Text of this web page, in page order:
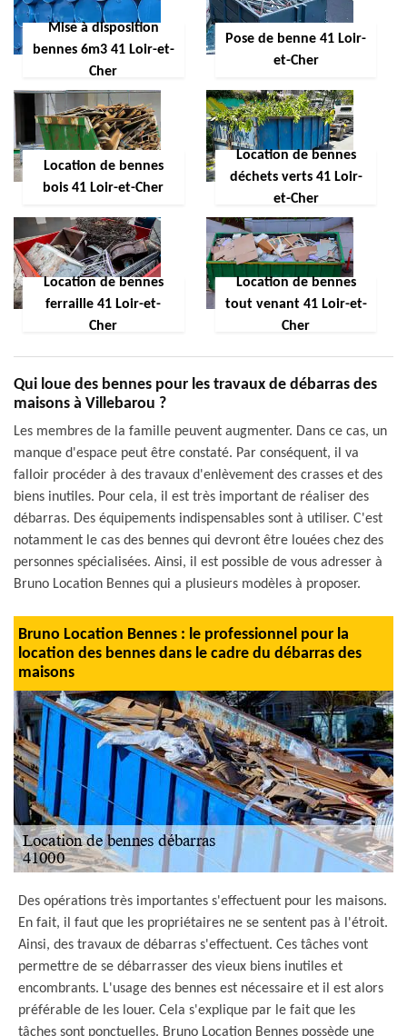
Mise à disposition
bennes 6m3 41 Loir-et-
Cher
Pose de benne 41 Loir-
et-Cher
Location de bennes
bois 41 Loir-et-Cher
Location de bennes
déchets verts 41 Loir-
et-Cher
Location de bennes
ferraille 41 Loir-et-
Cher
Location de bennes
tout venant 41 Loir-et-
Cher
Qui loue des bennes pour les travaux de débarras des
maisons à Villebarou ?
Les membres de la famille peuvent augmenter. Dans ce cas, un
manque d'espace peut être constaté. Par conséquent, il va
falloir procéder à des travaux d'enlèvement des crasses et des
biens inutiles. Pour cela, il est très important de réaliser des
débarras. Des équipements indispensables sont à utiliser. C'est
notamment le cas des bennes qui devront être louées chez des
personnes spécialisées. Ainsi, il est possible de vous adresser à
Bruno Location Bennes qui a plusieurs modèles à proposer.
Bruno Location Bennes : le professionnel pour la
location des bennes dans le cadre du débarras des
maisons
Des opérations très importantes s'effectuent pour les maisons.
En fait, il faut que les propriétaires ne se sentent pas à l'étroit.
Ainsi, des travaux de débarras s'effectuent. Ces tâches vont
permettre de se débarrasser des vieux biens inutiles et
encombrants. L'usage des bennes est nécessaire et il est alors
préférable de les louer. Cela s'explique par le fait que les
tâches sont ponctuelles. Bruno Location Bennes possède une